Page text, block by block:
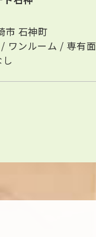
市 石神町
ワンルーム / 専有